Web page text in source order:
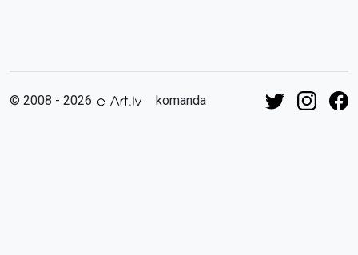
© 2008 - 2026 komanda